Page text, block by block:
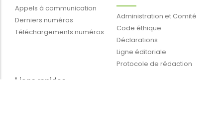
Appels à communication
Derniers numéros
Téléchargements numéros
Administration et Comité
Code éthique
Déclarations
Ligne éditoriale
Protocole de rédaction
Liens rapides